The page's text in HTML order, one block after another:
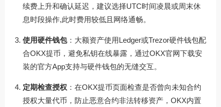
续费上升和确认延迟，建议选择UTC时间凌晨或周末休
息时段操作,此时费用较低且网络通畅。
使用硬件钱包：大额资产使用Ledger或Trezor硬件钱包配
合OKX提币，避免私钥在线暴露，通过OKX官网下载安
装的官方App支持与硬件钱包的无缝交互。
定期检查授权 ：在OKX提币页面检查是否曾向未知合约
授权大量代币，防止恶意合约非法转移资产，OKX内置